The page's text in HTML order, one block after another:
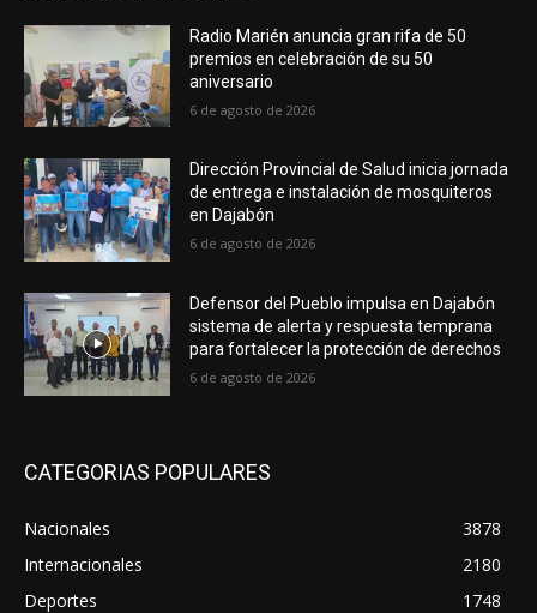
Radio Marién anuncia gran rifa de 50
premios en celebración de su 50
aniversario
6 de agosto de 2026
Dirección Provincial de Salud inicia jornada
de entrega e instalación de mosquiteros
en Dajabón
6 de agosto de 2026
Defensor del Pueblo impulsa en Dajabón
sistema de alerta y respuesta temprana
para fortalecer la protección de derechos
6 de agosto de 2026
CATEGORIAS POPULARES
Nacionales
3878
Internacionales
2180
Deportes
1748